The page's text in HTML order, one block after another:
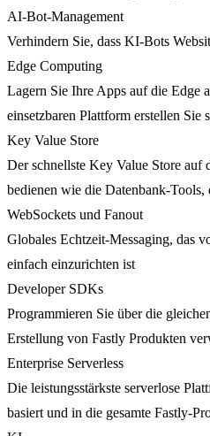
AI-Bot-Management
Verhindern Sie, dass KI-Bots
Edge Computing
Lagern Sie Ihre Apps auf die Edge
einsetzbaren Plattform erstellen Sie
Key Value Store
Der schnellste Key Value Store auf
bedienen wie die Datenbank-Tools,
WebSockets und Fanout
Globales Echtzeit-Messaging, das
einfach einzurichten ist
Developer SDKs
Programmieren Sie über die
Erstellung von Fastly Produkten
Enterprise Serverless
Die leistungsstärkste serverlose
basiert und in die gesamte Fastly-